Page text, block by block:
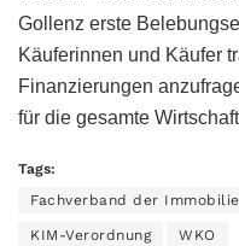
Gollenz erste
Käuferinnen und Käufer
Finanzierungen
für die gesamte
Tags:
Fachverband der
KIM-Verordnung WKO